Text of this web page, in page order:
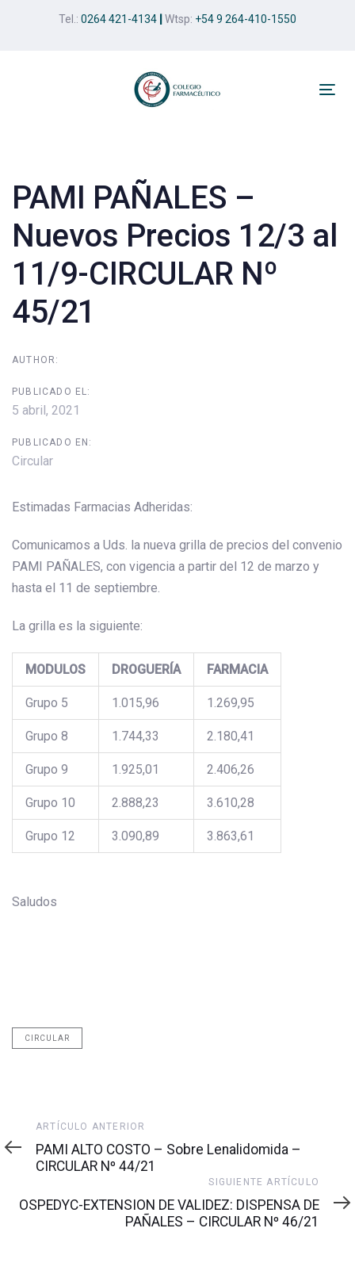
Tel.: 0264 421-4134 Wtsp: +54 9 264-410-1550
PAMI PAÑALES –
Nuevos Precios 12/3 al
11/9-CIRCULAR Nº
45/21
AUTHOR:
PUBLICADO EL:
5 abril, 2021
PUBLICADO EN:
Circular
Estimadas Farmacias Adheridas:
Comunicamos a Uds. la nueva grilla de precios del convenio
PAMI PAÑALES, con vigencia a partir del 12 de marzo y
hasta el 11 de septiembre.
La grilla es la siguiente:
MODULOS DROGUERÍA FARMACIA
Grupo 5 1.015,96 1.269,95
Grupo 8 1.744,33 2.180,41
Grupo 9 1.925,01 2.406,26
Grupo 10 2.888,23 3.610,28
Grupo 12 3.090,89 3.863,61
Saludos
CIRCULAR
navigation
Artículo
anterior
ARTÍCULO ANTERIOR
PAMI ALTO COSTO – Sobre Lenalidomida –
CIRCULAR Nº 44/21
artículo
SIGUIENTE ARTÍCULO
OSPEDYC-EXTENSION DE VALIDEZ: DISPENSA DE
PAÑALES – CIRCULAR Nº 46/21